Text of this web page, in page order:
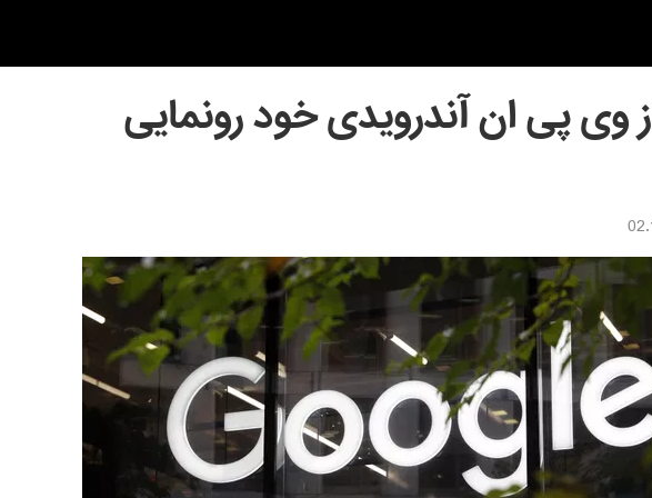
وی پی ان آندرویدی خود رونمایی